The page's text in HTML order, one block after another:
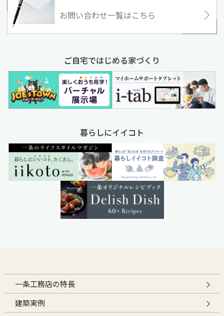
お問い合わせ一覧はこちら
ご自宅ではじめる家づくり
暮らしにイイコト
一条工務店の特長
建築実例